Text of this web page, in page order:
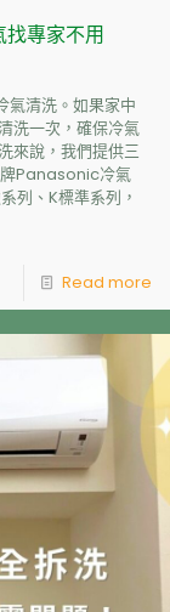
專家不用
清洗。如果家中
洗一次，確保冷氣
來說，我們提供三
牌Panasonic冷氣
列、K標準系列，
Read more